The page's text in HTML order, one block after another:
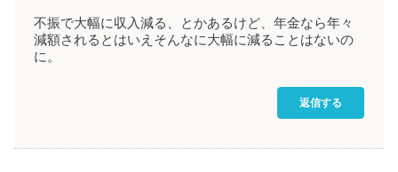
不振で大幅に収入減る、とかあるけど、年金なら年々
減額されるとはいえそんなに大幅に減ることはないの
に。
返信する